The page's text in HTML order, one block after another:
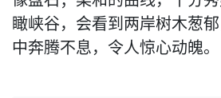
瞰峡谷，会看到两岸树木葱
中奔腾不息，令人惊心动魄。